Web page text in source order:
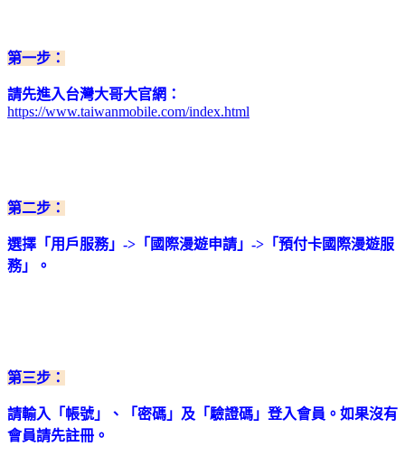
第一步：
請先進入台灣大哥大官網：
https://www.taiwanmobile.com/index.html
第二步：
選擇「用戶服務」->「國際漫遊申請」->「預付卡國際漫遊服
務」。
第三步：
請輸入「帳號」、「密碼」及「驗證碼」登入會員。如果沒有
會員請先註冊。